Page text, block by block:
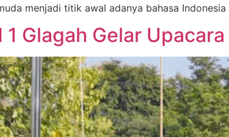
menjadi titik awal adanya bahasa
1 Glagah Gelar